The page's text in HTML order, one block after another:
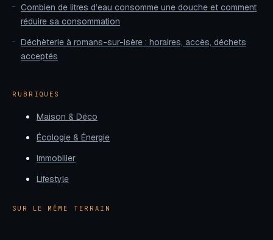
Combien de litres d’eau consomme une douche et comment
réduire sa consommation
Déchèterie à romans-sur-isère : horaires, accès, déchets
acceptés
RUBRIQUES
Maison & Déco
Écologie & Énergie
Immobilier
Lifestyle
SUR LE MÊME TERRAIN